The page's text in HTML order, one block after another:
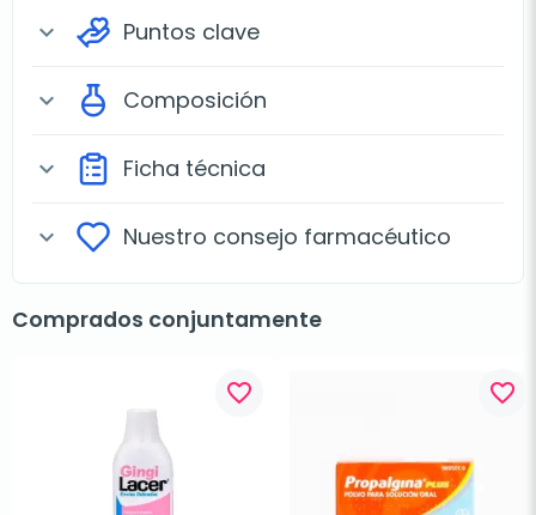
expand_more Puntos clave
expand_more Composición
expand_more Ficha técnica
expand_more Nuestro consejo farmacéutico
Comprados conjuntamente
favorite_border favorite_border